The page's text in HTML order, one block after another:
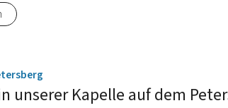
:
unserer Kapelle auf dem